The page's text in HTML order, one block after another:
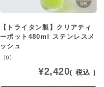
【トライタン製】クリアティ
ーポット480ml ステンレスメ
ッシュ
（0）
¥2,420 税込